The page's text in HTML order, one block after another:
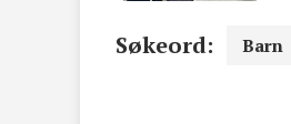
Søkeord: Barn